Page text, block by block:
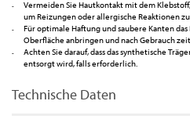
Vermeiden Sie Hautkontakt mit dem
um Reizungen oder allergische Reaktionen
Für optimale Haftung und saubere Kanten
Oberfläche anbringen und nach Gebrauch
Achten Sie darauf, dass das synthetische
entsorgt wird, falls erforderlich.
Technische Daten